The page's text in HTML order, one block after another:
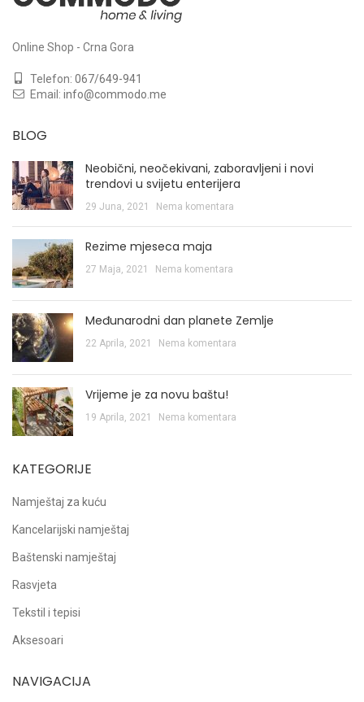
Online Shop - Crna Gora
Telefon: 067/649-941
Email: info@commodo.me
BLOG
Neobični, neočekivani, zaboravljeni i novi
trendovi u svijetu enterijera
29 Juna, 2021 Nema komentara
Rezime mjeseca maja
27 Maja, 2021 Nema komentara
Međunarodni dan planete Zemlje
22 Aprila, 2021 Nema komentara
Vrijeme je za novu baštu!
19 Aprila, 2021 Nema komentara
KATEGORIJE
Namještaj za kuću
Kancelarijski namještaj
Baštenski namještaj
Rasvjeta
Tekstil i tepisi
Aksesoari
NAVIGACIJA